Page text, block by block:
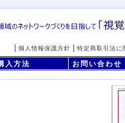
特定商取引法に
個人情報保護方針
入方法 お問い合わせ